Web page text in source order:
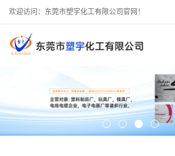
欢迎访问：东莞市塑宇化工有限公司官网！